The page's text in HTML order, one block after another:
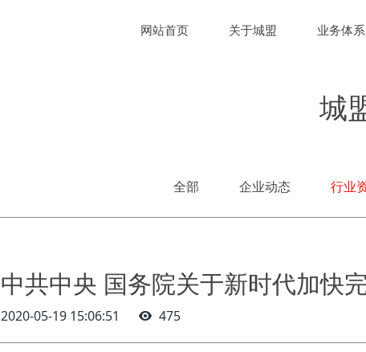
网站首页 关于城盟 业务体系
城
全部 企业动态 行业
中共中央 国务院关于新时代加快
2020-05-19 15:06:51 475